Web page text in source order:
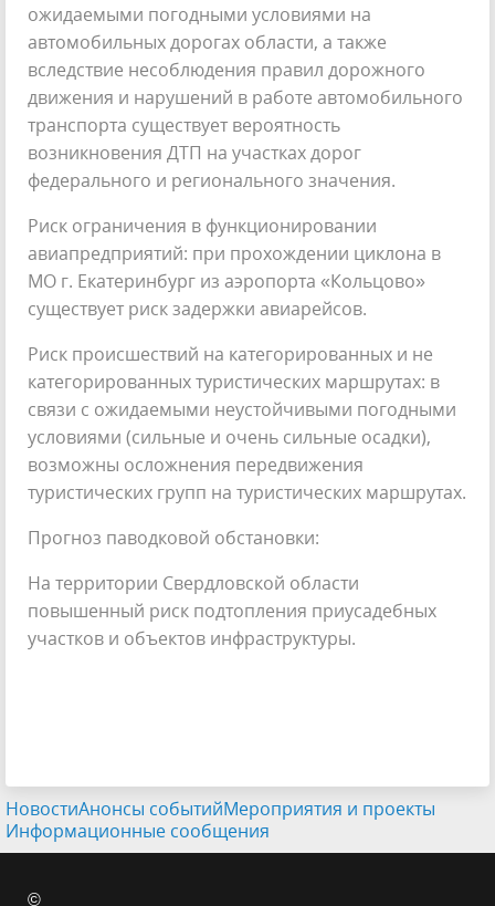
ожидаемыми погодными условиями на
автомобильных дорогах области, а также
вследствие несоблюдения правил дорожного
движения и нарушений в работе автомобильного
транспорта существует вероятность
возникновения ДТП на участках дорог
федерального и регионального значения.
Риск ограничения в функционировании
авиапредприятий: при прохождении циклона в
МО г. Екатеринбург из аэропорта «Кольцово»
существует риск задержки авиарейсов.
Риск происшествий на категорированных и не
категорированных туристических маршрутах: в
связи с ожидаемыми неустойчивыми погодными
условиями (сильные и очень сильные осадки),
возможны осложнения передвижения
туристических групп на туристических маршрутах.
Прогноз паводковой обстановки:
На территории Свердловской области
повышенный риск подтопления приусадебных
участков и объектов инфраструктуры.
НовостиАнонсы событийМероприятия и проекты
Информационные сообщения
©